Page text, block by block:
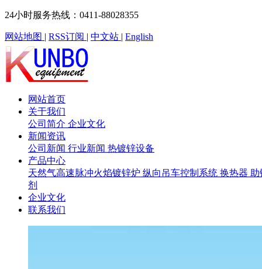
24小时服务热线：0411-88028355
网站地图 | RSS订阅 | 中文站 | English
网站首页
关于我们
公司简介 企业文化
新闻资讯
公司新闻 行业新闻 热镀锌设备
产品中心
天然气高速脉冲火焰镀锌炉 纵向吊车控制系统 换热器
剂
企业文化
联系我们